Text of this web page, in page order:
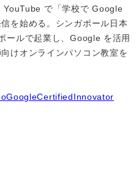
YouTube で「学校で Google
を始める。シンガポール日本
ールで起業し、Google を活用
けオンラインパソコン教室を